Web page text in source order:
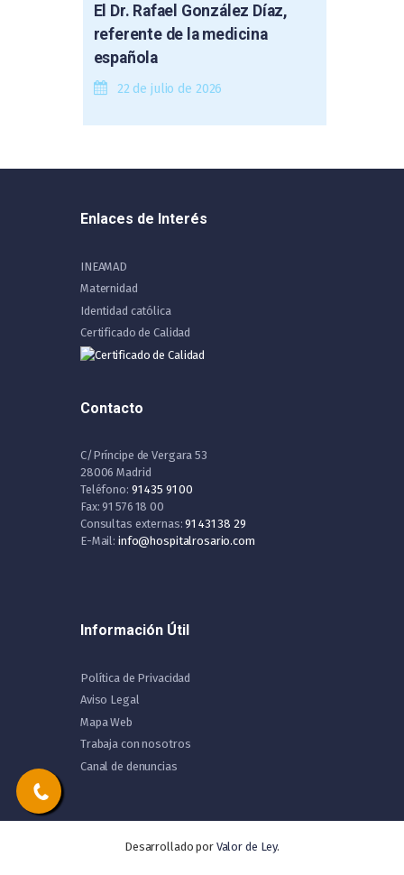
El Dr. Rafael González Díaz,
referente de la medicina
española
22 de julio de 2026
Enlaces de Interés
INEAMAD
Maternidad
Identidad católica
Certificado de Calidad
Contacto
C/Príncipe de Vergara 53
28006 Madrid
Teléfono: 91 435 91 00
Fax: 91 576 18 00
Consultas externas:91 431 38 29
E-Mail: info@hospitalrosario.com
Información Útil
Política de Privacidad
Aviso Legal
Mapa Web
Trabaja con nosotros
Canal de denuncias
Desarrollado por Valor de Ley.